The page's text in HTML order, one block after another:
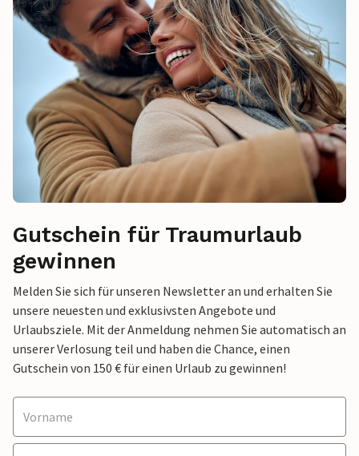
Gutschein für Traumurlaub
gewinnen
Melden Sie sich für unseren Newsletter an und erhalten Sie
unsere neuesten und exklusivsten Angebote und
Urlaubsziele. Mit der Anmeldung nehmen Sie automatisch an
unserer Verlosung teil und haben die Chance, einen
Gutschein von 150 € für einen Urlaub zu gewinnen!